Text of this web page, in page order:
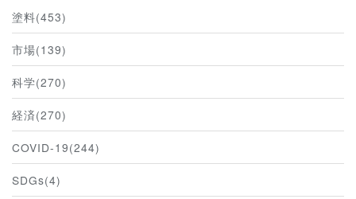
塗料(453)
市場(139)
科学(270)
経済(270)
COVID-19(244)
SDGs(4)